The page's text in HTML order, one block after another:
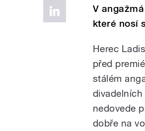
V
které nosí
Herec
před
stálém
divadelních
nedovede
dobře na